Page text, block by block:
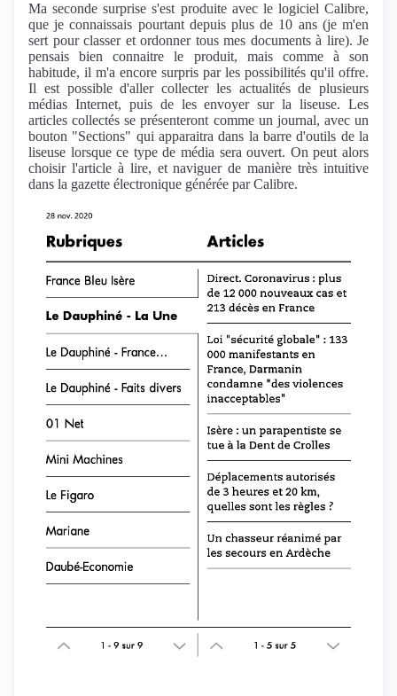
Ma seconde surprise s'est produite avec le logiciel Calibre,
que je connaissais pourtant depuis plus de 10 ans (je m'en
sert pour classer et ordonner tous mes documents à lire). Je
pensais bien connaitre le produit, mais comme à son
habitude, il m'a encore surpris par les possibilités qu'il offre.
Il est possible d'aller collecter les actualités de plusieurs
médias Internet, puis de les envoyer sur la liseuse. Les
articles collectés se présenteront comme un journal, avec un
bouton "Sections" qui apparaitra dans la barre d'outils de la
liseuse lorsque ce type de média sera ouvert. On peut alors
choisir l'article à lire, et naviguer de manière très intuitive
dans la gazette électronique générée par Calibre.